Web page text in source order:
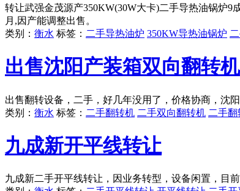
转让武强金茂源产350KW(30W大卡)二手导热油锅炉9
月,因产能调整出售。
类别： 衡水 标签： 二手导热油炉 350KW导热油锅炉
出售沈阳产装箱双向翻转机
出售翻转设备，二手，好几年没用了，价格协商，沈
类别： 衡水 标签： 二手翻转机 二手双向翻转机 二手
九成新开平线转让
九成新二手开平线转让，因业务转型，设备闲置，目